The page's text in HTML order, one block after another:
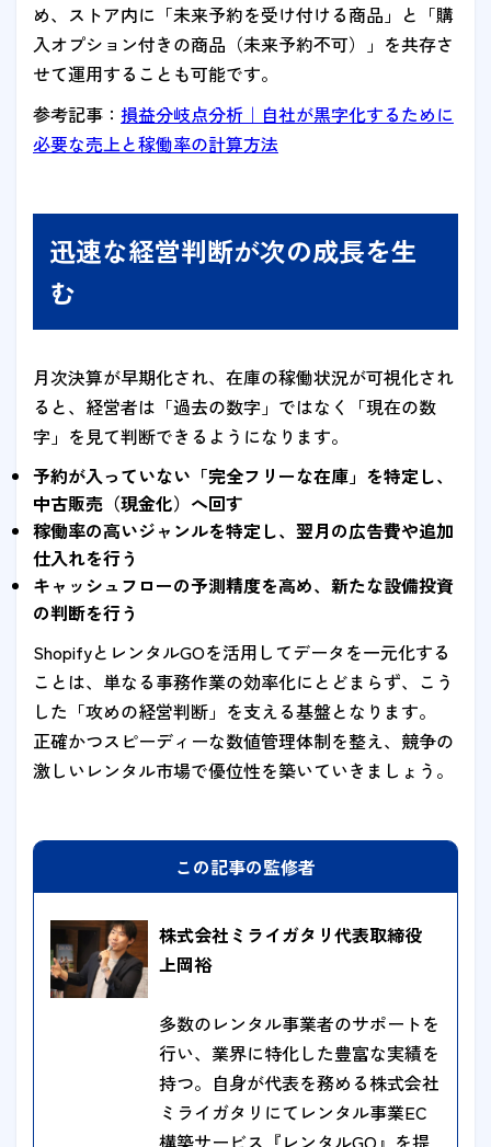
め、ストア内に「未来予約を受け付ける商品」と「購
入オプション付きの商品（未来予約不可）」を共存さ
せて運用することも可能です。
参考記事： 損益分岐点分析｜自社が黒字化するために
必要な売上と稼働率の計算方法
迅速な経営判断が次の成長を生
む
月次決算が早期化され、在庫の稼働状況が可視化され
ると、経営者は「過去の数字」ではなく「現在の数
字」を見て判断できるようになります。
予約が入っていない「完全フリーな在庫」を特定し、
中古販売（現金化）へ回す
稼働率の高いジャンルを特定し、翌月の広告費や追加
仕入れを行う
キャッシュフローの予測精度を高め、新たな設備投資
の判断を行う
ShopifyとレンタルGOを活用してデータを一元化する
ことは、単なる事務作業の効率化にとどまらず、こう
した「攻めの経営判断」を支える基盤となります。
正確かつスピーディーな数値管理体制を整え、競争の
激しいレンタル市場で優位性を築いていきましょう。
この記事の監修者
株式会社ミライガタリ代表取締役
上岡裕
多数のレンタル事業者のサポートを
行い、業界に特化した豊富な実績を
持つ。自身が代表を務める株式会社
ミライガタリにてレンタル事業EC